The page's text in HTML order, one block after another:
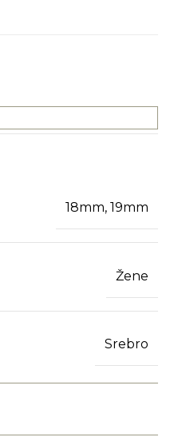
18mm, 19mm
Žene
Srebro